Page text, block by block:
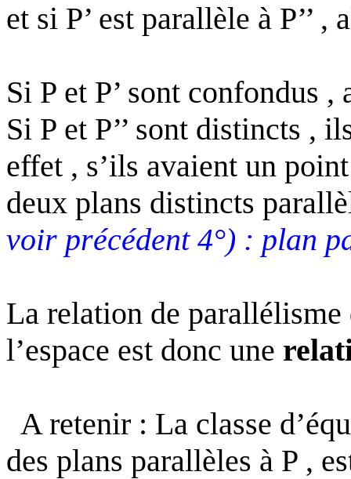
et si P’ est parallèle à P’’ ,
Si P et P’ sont confondus
Si P et P’’ sont distincts ,
effet , s’ils avaient un
deux plans distincts
voir précédent 4°) : plan
La relation de parallélisme
l’espace est donc une
A retenir : La classe
des plans parallèles à P ,